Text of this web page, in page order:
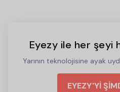
Eyezy ile her şeyi
Yarının teknolojisine ayak
EYEZY'Yİ